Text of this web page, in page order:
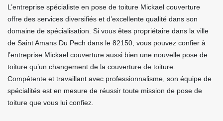
L’entreprise spécialiste en pose de toiture Mickael couverture
offre des services diversifiés et d’excellente qualité dans son
domaine de spécialisation. Si vous êtes propriétaire dans la ville
de Saint Amans Du Pech dans le 82150, vous pouvez confier à
l’entreprise Mickael couverture aussi bien une nouvelle pose de
toiture qu’un changement de la couverture de toiture.
Compétente et travaillant avec professionnalisme, son équipe de
spécialités est en mesure de réussir toute mission de pose de
toiture que vous lui confiez.